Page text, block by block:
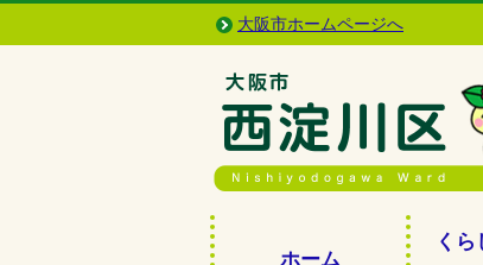
大阪市ホームページへ
ホーム
くら